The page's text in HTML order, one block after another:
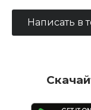
Написать в